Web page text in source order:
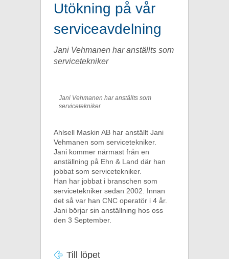
Utökning på vår
serviceavdelning
Jani Vehmanen har anställts som
servicetekniker
Jani Vehmanen har anställts som
servicetekniker
Ahlsell Maskin AB har anställt Jani
Vehmanen som servicetekniker.
Jani kommer närmast från en
anställning på Ehn & Land där han
jobbat som servicetekniker.
Han har jobbat i branschen som
servicetekniker sedan 2002. Innan
det så var han CNC operatör i 4 år.
Jani börjar sin anställning hos oss
den 3 September.
Till löpet